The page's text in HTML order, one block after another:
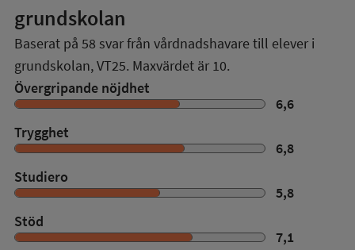
grundskolan
Baserat på 58 svar från vårdnadshavare till elever i
grundskolan,VT25. Maxvärdet är 10.
Övergripande nöjdhet
6,6
Trygghet
6,8
Studiero
5,8
Stöd
7,1